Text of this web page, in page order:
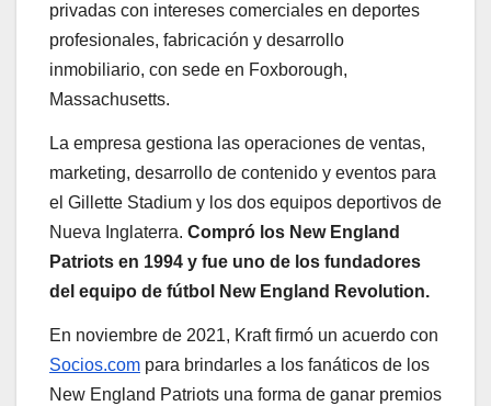
privadas con intereses comerciales en deportes
profesionales, fabricación y desarrollo
inmobiliario, con sede en Foxborough,
Massachusetts.
La empresa gestiona las operaciones de ventas,
marketing, desarrollo de contenido y eventos para
el Gillette Stadium y los dos equipos deportivos de
Nueva Inglaterra. Compró los New England
Patriots en 1994 y fue uno de los fundadores
del equipo de fútbol New England Revolution.
En noviembre de 2021, Kraft firmó un acuerdo con
Socios.com para brindarles a los fanáticos de los
New England Patriots una forma de ganar premios